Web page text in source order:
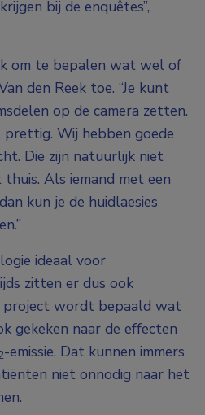
bij de enquêtes”,
om te bepalen wat wel of
den Reek toe. “Je kunt
op de camera zetten.
Wij hebben goede
Die zijn natuurlijk niet
Als iemand met een
kun je de huidlaesies
ideaal voor
zitten er dus ook
project wordt bepaald wat
gekeken naar de effecten
-emissie. Dat kunnen immers
niet onnodig naar het